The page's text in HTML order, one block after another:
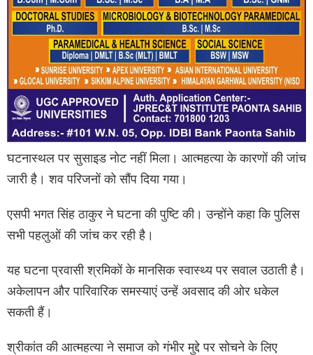
घटनास्थल पर सुसाइड नोट नहीं मिला। आत्महत्या के कारणों की जांच
जारी है। शव परिजनों को सौंप दिया गया।
एसपी भगत सिंह ठाकुर ने घटना की पुष्टि की। उन्होंने कहा कि पुलिस
सभी पहलुओं की जांच कर रही है।
यह घटना प्रवासी श्रमिकों के मानसिक स्वास्थ्य पर सवाल उठाती है।
अकेलापन और पारिवारिक समस्याएं उन्हें अवसाद की ओर धकेल
सकती हैं।
श्रीकांत की आत्महत्या ने समाज को गंभीर मुद्दे पर सोचने के लिए